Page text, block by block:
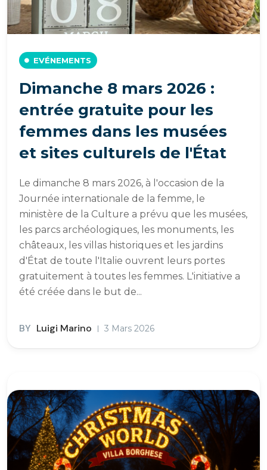
EVÉNEMENTS
Dimanche 8 mars 2026 :
entrée gratuite pour les
femmes dans les musées
et sites culturels de l'État
Le dimanche 8 mars 2026, à l'occasion de la
Journée internationale de la femme, le
ministère de la Culture a prévu que les musées,
les parcs archéologiques, les monuments, les
châteaux, les villas historiques et les jardins
d'État de toute l'Italie ouvrent leurs portes
gratuitement à toutes les femmes. L'initiative a
été créée dans le but de...
BY Luigi Marino 3 Mars 2026